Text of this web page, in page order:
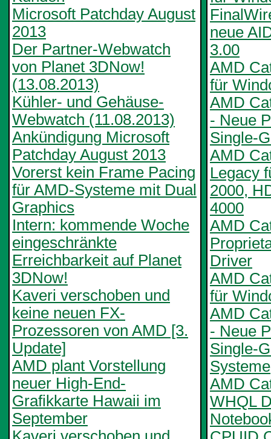
Microsoft Patchday August
2013
Der Partner-Webwatch
von Planet 3DNow!
(13.08.2013)
Kühler- und Gehäuse-
Webwatch (11.08.2013)
Ankündigung Microsoft
Patchday August 2013
Vorerst kein Frame Pacing
für AMD-Systeme mit Dual
Graphics
Intern: kommende Woche
eingeschränkte
Erreichbarkeit auf Planet
3DNow!
Kaveri verschoben und
keine neuen FX-
Prozessoren von AMD [3.
Update]
AMD plant Vorstellung
neuer High-End-
Grafikkarte Hawaii im
September
neue
3.00
AMD
für
AMD
- Neue
Single-
AMD
Legacy
2000,
4000
AMD
Driver
AMD
für
AMD
- Neue
Single-
Systeme
AMD
WHQL